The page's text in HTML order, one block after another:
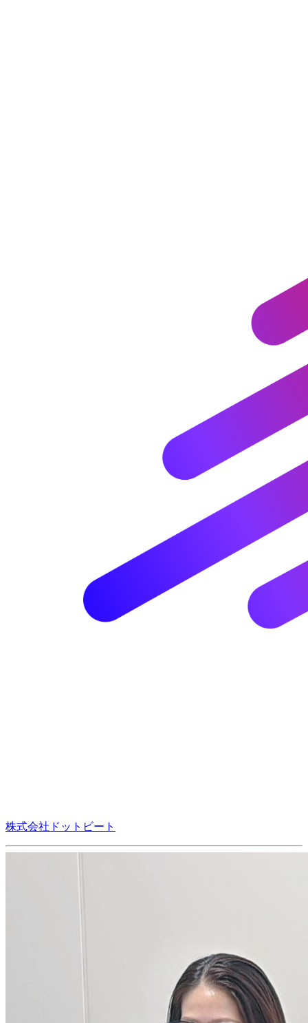
株式会社ドットビート